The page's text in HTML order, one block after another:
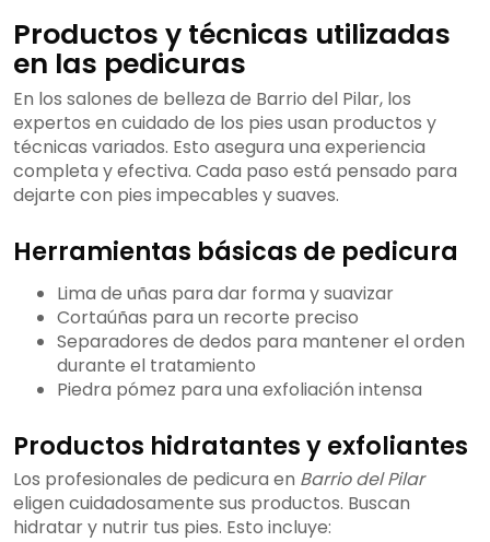
Productos y técnicas utilizadas
en las pedicuras
En los salones de belleza de Barrio del Pilar, los
expertos en cuidado de los pies usan productos y
técnicas variados. Esto asegura una experiencia
completa y efectiva. Cada paso está pensado para
dejarte con pies impecables y suaves.
Herramientas básicas de pedicura
Lima de uñas para dar forma y suavizar
Cortaúñas para un recorte preciso
Separadores de dedos para mantener el orden
durante el tratamiento
Piedra pómez para una exfoliación intensa
Productos hidratantes y exfoliantes
Los profesionales de pedicura en Barrio del Pilar
eligen cuidadosamente sus productos. Buscan
hidratar y nutrir tus pies. Esto incluye: